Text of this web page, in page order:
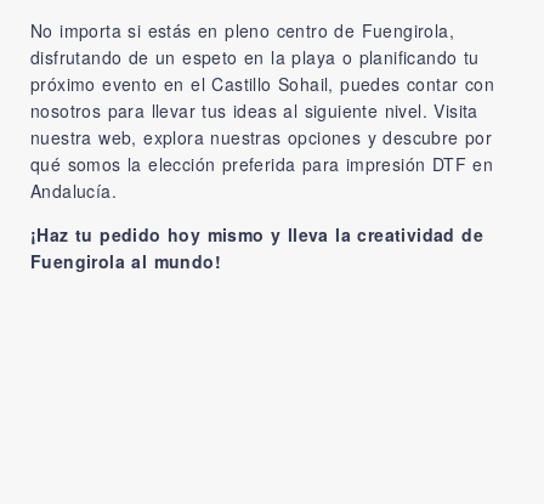
No importa si estás en pleno centro de Fuengirola,
disfrutando de un espeto en la playa o planificando tu
próximo evento en el Castillo Sohail, puedes contar con
nosotros para llevar tus ideas al siguiente nivel. Visita
nuestra web, explora nuestras opciones y descubre por
qué somos la elección preferida para impresión DTF en
Andalucía.
¡Haz tu pedido hoy mismo y lleva la creatividad de
Fuengirola al mundo!